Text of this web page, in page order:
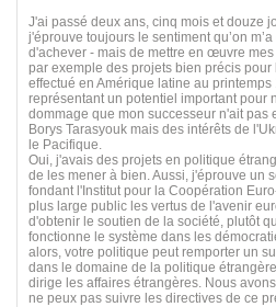
J'ai passé deux ans, cinq mois et douze
j'éprouve toujours le sentiment qu’on
d'achever - mais de mettre en œuvre
par exemple des projets bien précis
effectué en Amérique latine au
représentant un potentiel important pour
dommage que mon successeur n'ait pas
Borys Tarasyouk mais des intérêts de
le Pacifique.
Oui, j'avais des projets en politique
de les mener à bien. Aussi, j'éprouve un
fondant l'Institut pour la Coopération
plus large public les vertus de l'avenir
d'obtenir le soutien de la société, plutôt
fonctionne le système dans les
alors, votre politique peut remporter un
dans le domaine de la politique
dirige les affaires étrangères. Nous
ne peux pas suivre les directives de ce